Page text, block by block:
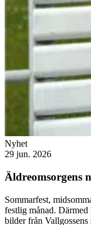
Nyhet
29 jun. 2026
Äldreomsorgens
Sommarfest,
festlig månad.
bilder från Vallgossens